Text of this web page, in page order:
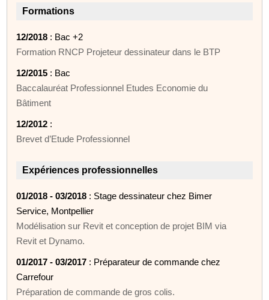
Formations
12/2018 : Bac +2
Formation RNCP Projeteur dessinateur dans le BTP
12/2015 : Bac
Baccalauréat Professionnel Etudes Economie du
Bâtiment
12/2012 :
Brevet d’Etude Professionnel
Expériences professionnelles
01/2018 - 03/2018 : Stage dessinateur chez Bimer
Service, Montpellier
Modélisation sur Revit et conception de projet BIM via
Revit et Dynamo.
01/2017 - 03/2017 : Préparateur de commande chez
Carrefour
Préparation de commande de gros colis.